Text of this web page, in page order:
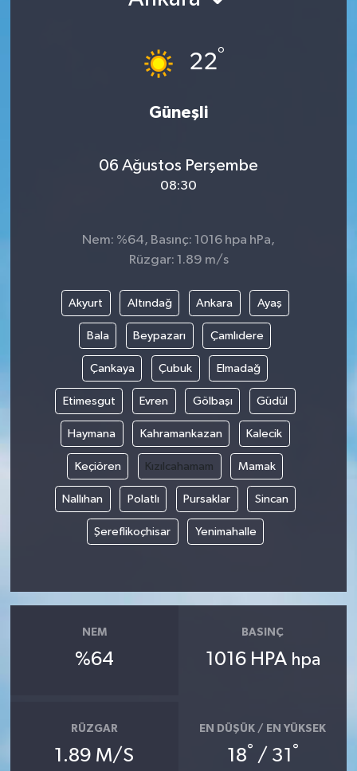
22°
Güneşli
06 Ağustos Perşembe
08:30
Nem: %64, Basınç: 1016 hpa hPa,
Rüzgar: 1.89 m/s
Akyurt Altındağ Ankara Ayaş
Bala Beypazarı Çamlıdere
Çankaya Çubuk Elmadağ
Etimesgut Evren Gölbaşı Güdül
Haymana Kahramankazan Kalecik
Keçiören Kızılcahamam Mamak
Nallıhan Polatlı Pursaklar Sincan
Şereflikoçhisar Yenimahalle
NEM
%64
BASINÇ
1016 HPA hpa
RÜZGAR
1.89 M/S
EN DÜŞÜK / EN YÜKSEK
18° / 31 °